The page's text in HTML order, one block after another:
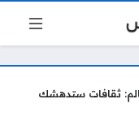
ثقافات ستدهشك